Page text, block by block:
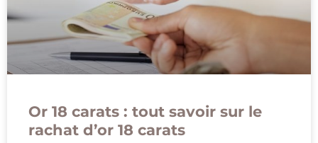
Or 18 carats : tout savoir sur le
rachat d’or 18 carats